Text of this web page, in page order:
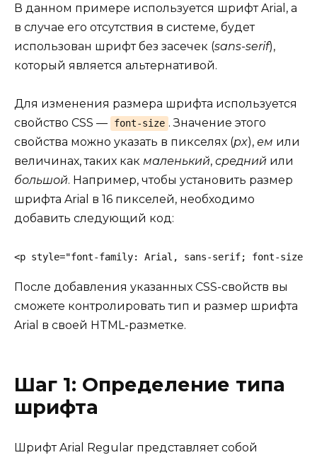
В данном примере используется шрифт Arial, а
в случае его отсутствия в системе, будет
использован шрифт без засечек (sans-serif),
который является альтернативой.
Для изменения размера шрифта используется
свойство CSS —
font-size . Значение этого
свойства можно указать в пикселях (px), ем или
величинах, таких как маленький, средний или
большой. Например, чтобы установить размер
шрифта Arial в 16 пикселей, необходимо
добавить следующий код:
<p style="font-family: Arial, sans-serif; font-size:
После добавления указанных CSS-свойств вы
сможете контролировать тип и размер шрифта
Arial в своей HTML-разметке.
Шаг 1: Определение типа
шрифта
Шрифт Arial Regular представляет собой